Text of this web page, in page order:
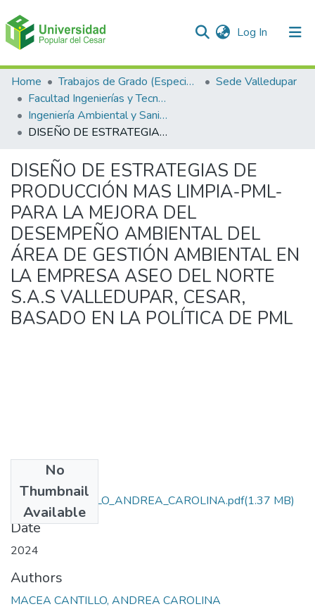
Log In (current)
Communities & Collections
All of DSpace
Statistics
Home Trabajos de Grado (Especializaciones y Pregrados)
Sede Valledupar
Facultad Ingenierías y Tecnologías
Ingeniería Ambiental y Sanitaria.
DISEÑO DE ESTRATEGIAS DE PRODUCCIÓN MAS LIMPIA-PML- PARA LA MEJORA DEL DESEMPEÑO AMBIENTAL DEL ÁREA DE GESTIÓN AMBIENTAL EN LA EMPRESA ASEO DEL NORTE S.A.S VALLEDUPAR, CESAR, BASADO EN LA POLÍTICA DE PML
DISEÑO DE ESTRATEGIAS DE
PRODUCCIÓN MAS LIMPIA-PML-
PARA LA MEJORA DEL
DESEMPEÑO AMBIENTAL DEL
ÁREA DE GESTIÓN AMBIENTAL EN
LA EMPRESA ASEO DEL NORTE
S.A.S VALLEDUPAR, CESAR,
BASADO EN LA POLÍTICA DE PML
No
Thumbnail
Available
MACEA_CANTILLO_ANDREA_CAROLINA.pdf(1.37 MB)
Date
2024
Authors
MACEA CANTILLO, ANDREA CAROLINA